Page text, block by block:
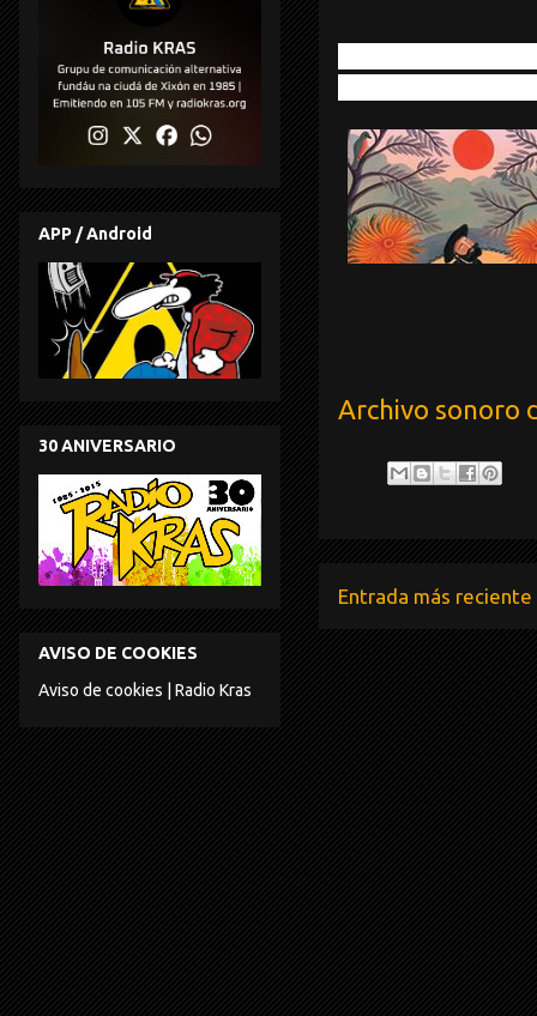
Archivo sonoro
Entrada más reciente
APP / Android
30 ANIVERSARIO
AVISO DE COOKIES
Aviso de cookies | Radio Kras